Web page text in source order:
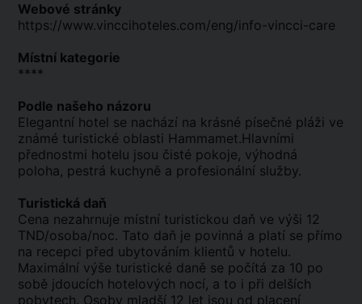
Webové stránky
https://www.vinccihoteles.com/eng/info-vincci-care
Místní kategorie
****
Podle našeho názoru
Elegantní hotel se nachází na krásné písečné pláži ve
známé turistické oblasti Hammamet.Hlavními
přednostmi hotelu jsou čisté pokoje, výhodná
poloha, pestrá kuchyně a profesionální služby.
Turistická daň
Cena nezahrnuje místní turistickou daň ve výši 12
TND/osoba/noc. Tato daň je povinná a platí se přímo
na recepci před ubytováním klientů v hotelu.
Maximální výše turistické daně se počítá za 10 po
sobě jdoucích hotelových nocí, a to i při delších
pobytech. Osoby mladší 12 let jsou od placení